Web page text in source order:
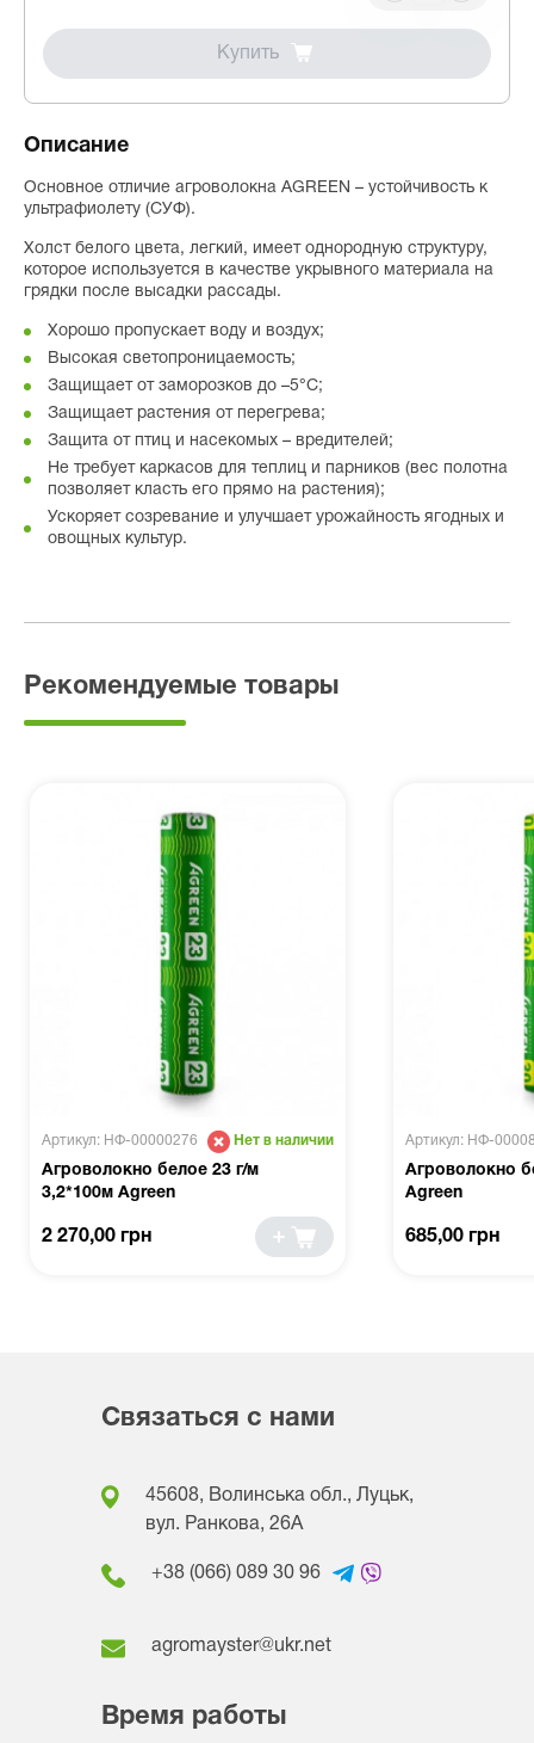
Купить
Описание
Основное отличие агроволокна AGREEN – устойчивость к
ультрафиолету (СУФ).
Холст белого цвета, легкий, имеет однородную структуру,
которое используется в качестве укрывного материала на
грядки после высадки рассады.
Хорошо пропускает воду и воздух;
Высокая светопроницаемость;
Защищает от заморозков до –5°С;
Защищает растения от перегрева;
Защита от птиц и насекомых – вредителей;
Не требует каркасов для теплиц и парников (вес полотна
позволяет класть его прямо на растения);
Ускоряет созревание и улучшает урожайность ягодных и
овощных культур.
Рекомендуемые товары
Артикул: НФ-00000276 Нет в наличии
Агроволокно белое 23 г/м
3,2*100м Agreen
2 270,00 грн
Артикул: НФ-
Агроволокно
Agreen
685,00 грн
Связаться с нами
45608, Волинська обл., Луцьк,
вул. Ранкова, 26A
+38 (066) 089 30 96
agromayster@ukr.net
Время работы